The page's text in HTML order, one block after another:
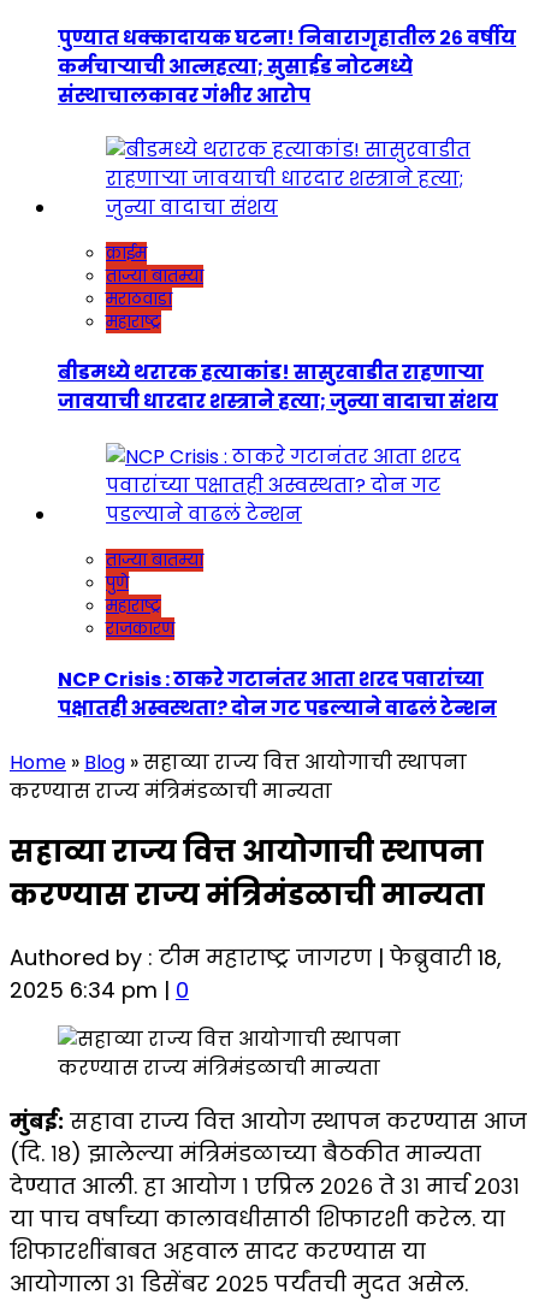
पुण्यात धक्कादायक घटना! निवारागृहातील २६ वर्षीय
कर्मचाऱ्याची आत्महत्या; सुसाईड नोटमध्ये
संस्थाचालकावर गंभीर आरोप
क्राईम
ताज्या बातम्या
मराठवाडा
महाराष्ट्र
बीडमध्ये थरारक हत्याकांड! सासुरवाडीत राहणाऱ्या
जावयाची धारदार शस्त्राने हत्या; जुन्या वादाचा संशय
ताज्या बातम्या
पुणे
महाराष्ट्र
राजकारण
NCP Crisis : ठाकरे गटानंतर आता शरद पवारांच्या
पक्षातही अस्वस्थता? दोन गट पडल्याने वाढलं टेन्शन
Home » Blog »सहाव्या राज्य वित्त आयोगाची स्थापना
करण्यास राज्य मंत्रिमंडळाची मान्यता
सहाव्या राज्य वित्त आयोगाची स्थापना
करण्यास राज्य मंत्रिमंडळाची मान्यता
Authored by : टीम महाराष्ट्र जागरण | फेब्रुवारी 18,
2025 6:34 pm | 0
मुंबई: सहावा राज्य वित्त आयोग स्थापन करण्यास आज
(दि. १८) झालेल्या मंत्रिमंडळाच्या बैठकीत मान्यता
देण्यात आली. हा आयोग १ एप्रिल २०२६ ते ३१ मार्च २०३१
या पाच वर्षांच्या कालावधीसाठी शिफारशी करेल. या
शिफारशींबाबत अहवाल सादर करण्यास या
आयोगाला ३१ डिसेंबर २०२५ पर्यंतची मुदत असेल.